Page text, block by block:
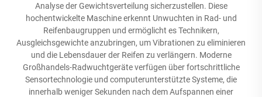
Analyse der Gewichtsverteilung sicherzustellen. Diese
hochentwickelte Maschine erkennt Unwuchten in Rad- und
Reifenbaugruppen und ermöglicht es Technikern,
Ausgleichsgewichte anzubringen, um Vibrationen zu eliminieren
und die Lebensdauer der Reifen zu verlängern. Moderne
Großhandels-Radwuchtgeräte verfügen über fortschrittliche
Sensortechnologie und computerunterstützte Systeme, die
innerhalb weniger Sekunden nach dem Aufspannen einer